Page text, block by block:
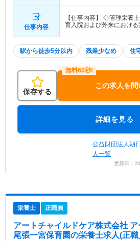
仕事内容
【仕事内容】 ◇管理栄養
育入院および外来におけ
駅から徒歩5分以内 残業少なめ 住
保存する
この求人を問
詳細を見る
公益財団法人朝
人一覧
更新日：
栄養士 正職員
アートチャイルドケア株式会社
尾張一宮保育園の栄養士求人(正職